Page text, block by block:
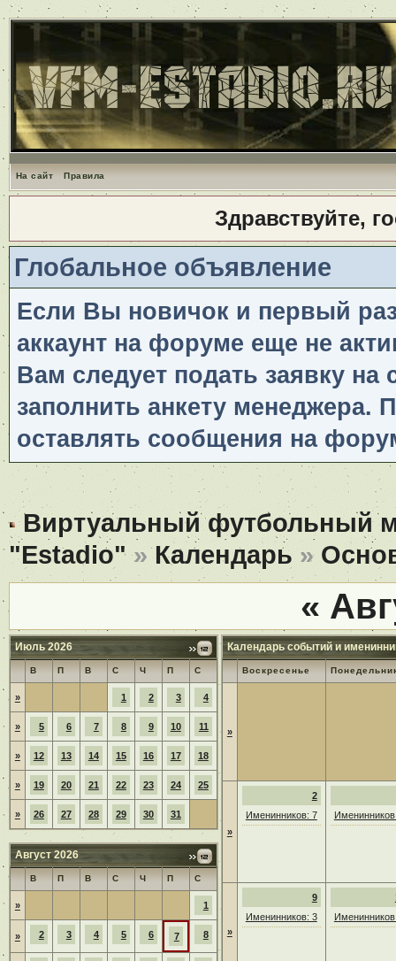
На сайт Правила
Здравствуйте,
Глобальное объявление
Если Вы новичок и первый
аккаунт на форуме еще не
Вам следует подать заявку
заполнить анкету менеджера.
оставлять сообщения на
Виртуальный футбольный
"Estadio" »Календарь »
«
Июль 2026
В П В С Ч П С
» 1 2 3 4
» 5 6 7 8 9 10 11
» 12 13 14 15 16 17 18
» 19 20 21 22 23 24 25
» 26 27 28 29 30 31
Август 2026
В П В С Ч П С
» 1
» 2 3 4 5 6 7 8
Календарь событий и
Воскресенье
»
»
2
Именинников: 7
»
9
Именинников: 3